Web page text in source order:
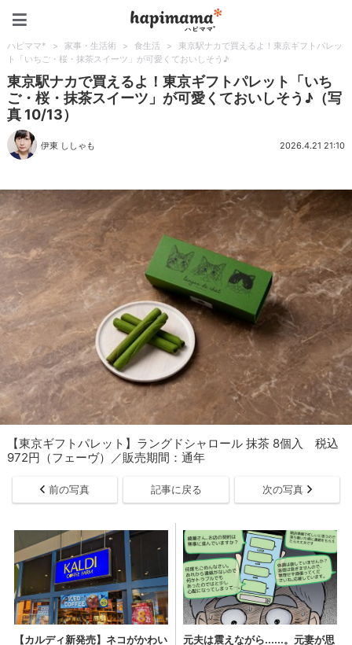
ハピママ* > 家事・生活術 > 食生活 >
東京駅ナカで買えるよ！東京ギフトパレッ
ト「いちご・桜・抹茶スイーツ」が可愛くておいしそう♪
東京駅ナカで買えるよ！東京ギフトパレット「いち
ご・桜・抹茶スイーツ」が可愛くておいしそう♪（写
真 10/13）
伊東 ししゃも 2026.4.21 21:10
【東京ギフトパレット】ラングドシャロール 抹茶 8個入 税込
972円（フェーヴ）／販売期間：通年
前の写真 記事に戻る 次の写真